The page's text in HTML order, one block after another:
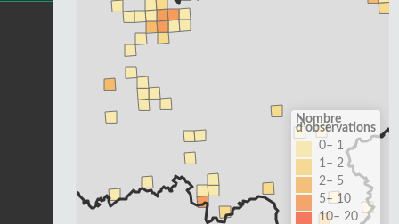
Nombre
d'observations
0– 1
1– 2
2– 5
5– 10
10– 20